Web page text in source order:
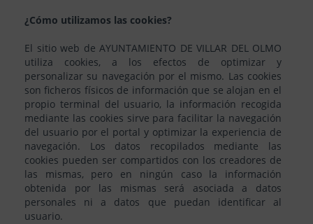
¿Cómo utilizamos las cookies?
El sitio web de AYUNTAMIENTO DE VILLAR DEL OLMO
utiliza cookies, a los efectos de optimizar y
personalizar su navegación por el mismo. Las cookies
son ficheros físicos de información que se alojan en el
propio terminal del usuario, la información recogida
mediante las cookies sirve para facilitar la navegación
del usuario por el portal y optimizar la experiencia de
navegación. Los datos recopilados mediante las
cookies pueden ser compartidos con los creadores de
las mismas, pero en ningún caso la información
obtenida por las mismas será asociada a datos
personales ni a datos que puedan identificar al
usuario.